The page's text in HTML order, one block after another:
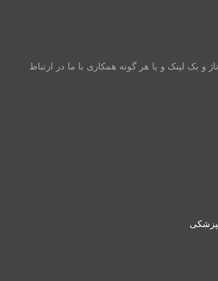
و بک لینک و یا هر گونه همکاری با ما در ارتباط